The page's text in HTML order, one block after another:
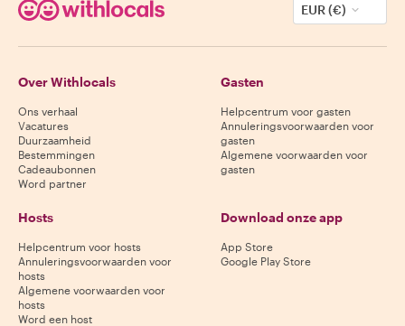
EUR (€)
Over Withlocals
Ons verhaal
Vacatures
Duurzaamheid
Bestemmingen
Cadeaubonnen
Word partner
Gasten
Helpcentrum voor gasten
Annuleringsvoorwaarden voor
gasten
Algemene voorwaarden voor
gasten
Hosts
Helpcentrum voor hosts
Annuleringsvoorwaarden voor
hosts
Algemene voorwaarden voor
hosts
Word een host
Download onze app
App Store
Google Play Store